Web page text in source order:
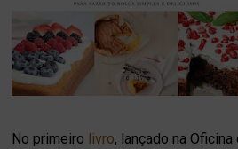
No primeiro livro, lançado na